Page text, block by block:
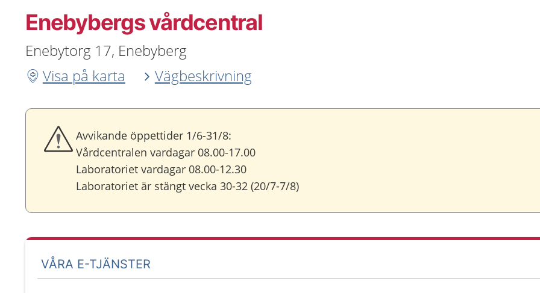
Enebybergs vårdcentral
Enebytorg 17, Enebyberg
Visa på karta
Vägbeskrivning
Avvikande öppettider 1/6-31/8:
Vårdcentralen vardagar 08.00-17.00
Laboratoriet vardagar 08.00-12.30
Laboratoriet är stängt vecka 30-32 (20/7-7/8)
VÅRA E-TJÄNSTER